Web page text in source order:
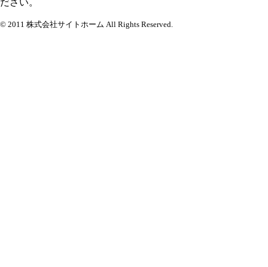
ださい。
© 2011 株式会社サイトホーム All Rights Reserved.